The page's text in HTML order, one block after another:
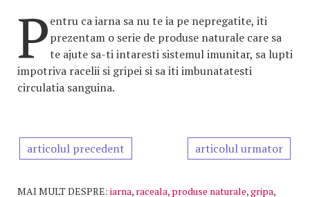
Pentru ca iarna sa nu te ia pe nepregatite, iti
prezentam o serie de produse naturale care sa
te ajute sa-ti intaresti sistemul imunitar, sa lupti
impotriva racelii si gripei si sa iti imbunatatesti
circulatia sanguina.
articolul precedent articolul urmator
MAI MULT DESPRE: iarna, raceala, produse naturale,gripa,